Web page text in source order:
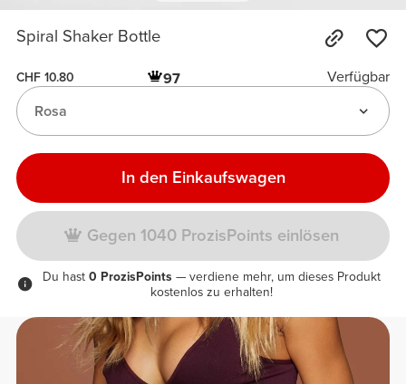
Spiral Shaker Bottle
CHF 10.80 97
Verfügbar
Rosa
In den Einkaufswagen
Gegen 1040 ProzisPoints einlösen
Du hast 0 ProzisPoints — verdiene mehr, um dieses Produkt
kostenlos zu erhalten!